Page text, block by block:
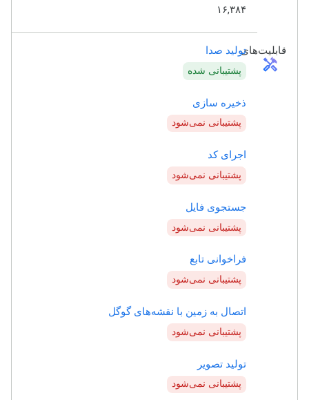
۱۶,۳۸۴
قابلیت‌های
handyman
تولید صدا
پشتیبانی شده
ذخیره سازی
پشتیبانی نمی‌شود
اجرای کد
پشتیبانی نمی‌شود
جستجوی فایل
پشتیبانی نمی‌شود
فراخوانی تابع
پشتیبانی نمی‌شود
اتصال به زمین با نقشه‌های گوگل
پشتیبانی نمی‌شود
تولید تصویر
پشتیبانی نمی‌شود